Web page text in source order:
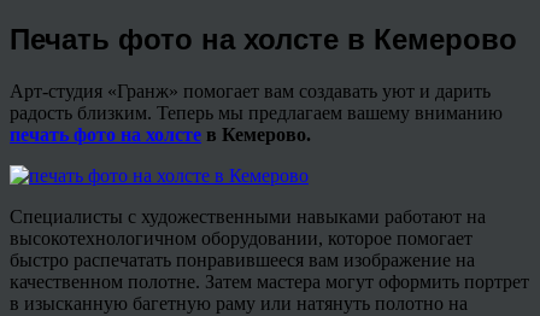
Печать фото на холсте в Кемерово
Арт-студия «Гранж» помогает вам создавать уют и дарить
радость близким. Теперь мы предлагаем вашему вниманию
печать фото на холсте в Кемерово.
Специалисты с художественными навыками работают на
высокотехнологичном оборудовании, которое помогает
быстро распечатать понравившееся вам изображение на
качественном полотне. Затем мастера могут оформить портрет
в изысканную багетную раму или натянуть полотно на